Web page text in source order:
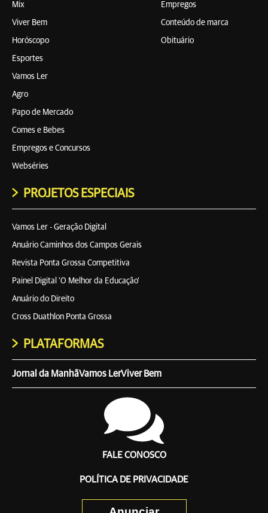
Mix
Viver Bem
Horóscopo
Esportes
Vamos Ler
Agro
Papo de Mercado
Comes e Bebes
Empregos e Concursos
Webséries
Empregos
Conteúdo de marca
Obituário
PROJETOS ESPECIAIS
Vamos Ler - Geração Digital
Anuário Caminhos dos Campos Gerais
Revista Ponta Grossa Competitiva
Painel Digital 'O Melhor da Educação'
Anuário do Direito
Cross Duathlon Ponta Grossa
PLATAFORMAS
Jornal da ManhãVamos LerViver Bem
FALE CONOSCO
POLÍTICA DE PRIVACIDADE